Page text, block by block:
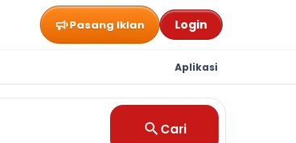
Pasang Iklan Login
Aplikasi
Cari